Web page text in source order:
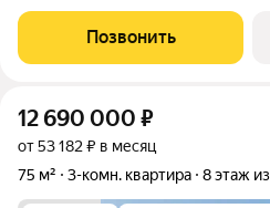
Высота потолков 2.82 м. Квартира
спальнями в жилом
Позвонить
12 690 000 ₽
от 53 182 ₽ в месяц
75 м²
3-комн. квартира 8 этаж